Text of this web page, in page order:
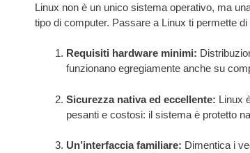
Linux non è un unico sistema operativo, ma
tipo di computer. Passare a Linux ti permette
Requisiti hardware minimi:
funzionano egregiamente anche su
Sicurezza nativa ed eccellente: Linux
pesanti e costosi: il sistema è protetto
Un’interfaccia familiare: Dimentica i